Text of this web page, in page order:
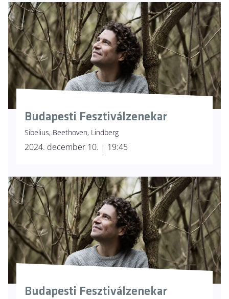
Budapesti Fesztiválzenekar
Sibelius, Beethoven, Lindberg
2024. december 10. | 19:45
Budapesti Fesztiválzenekar